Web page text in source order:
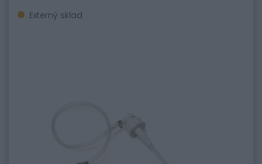
Externý sklad